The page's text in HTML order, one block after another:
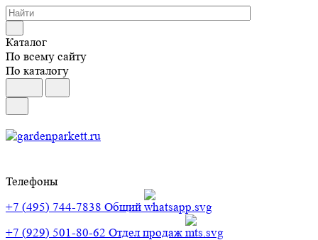
Каталог
По всему сайту
По каталогу
Телефоны
+7 (495) 744-7838 Общий
+7 (929) 501-80-62 Отдел продаж